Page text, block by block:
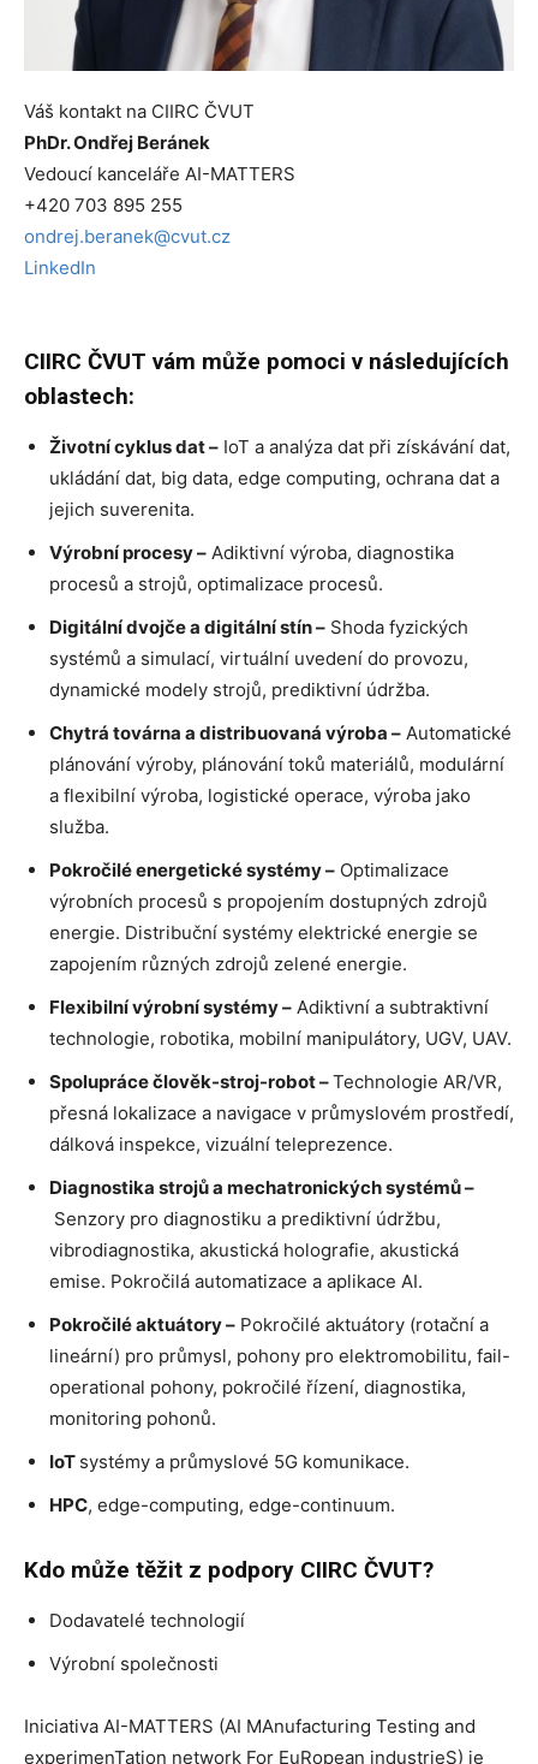
Váš kontakt na CIIRC ČVUT
PhDr. Ondřej Beránek
Vedoucí kanceláře AI-MATTERS
+420 703 895 255
ondrej.beranek@cvut.cz
LinkedIn
CIIRC ČVUT vám může pomoci v následujících
oblastech:
Životní cyklus dat – IoT a analýza dat při získávání dat,
ukládání dat, big data, edge computing, ochrana dat a
jejich suverenita.
Výrobní procesy – Adiktivní výroba, diagnostika
procesů a strojů, optimalizace procesů.
Digitální dvojče a digitální stín – Shoda fyzických
systémů a simulací, virtuální uvedení do provozu,
dynamické modely strojů, prediktivní údržba.
Chytrá továrna a distribuovaná výroba – Automatické
plánování výroby, plánování toků materiálů, modulární
a flexibilní výroba, logistické operace, výroba jako
služba.
Pokročilé energetické systémy – Optimalizace
výrobních procesů s propojením dostupných zdrojů
energie. Distribuční systémy elektrické energie se
zapojením různých zdrojů zelené energie.
Flexibilní výrobní systémy – Adiktivní a subtraktivní
technologie, robotika, mobilní manipulátory, UGV, UAV.
Spolupráce člověk-stroj-robot –Technologie AR/VR,
přesná lokalizace a navigace v průmyslovém prostředí,
dálková inspekce, vizuální teleprezence.
Diagnostika strojů a mechatronických systémů –
Senzory pro diagnostiku a prediktivní údržbu,
vibrodiagnostika, akustická holografie, akustická
emise. Pokročilá automatizace a aplikace AI.
Pokročilé aktuátory – Pokročilé aktuátory (rotační a
lineární) pro průmysl, pohony pro elektromobilitu, fail-
operational pohony, pokročilé řízení, diagnostika,
monitoring pohonů.
IoT systémy a průmyslové 5G komunikace.
HPC, edge-computing, edge-continuum.
Kdo může těžit z podpory CIIRC ČVUT?
Dodavatelé technologií
Výrobní společnosti
Iniciativa AI-MATTERS (AI MAnufacturing Testing and
experimenTation network For EuRopean industrieS) je